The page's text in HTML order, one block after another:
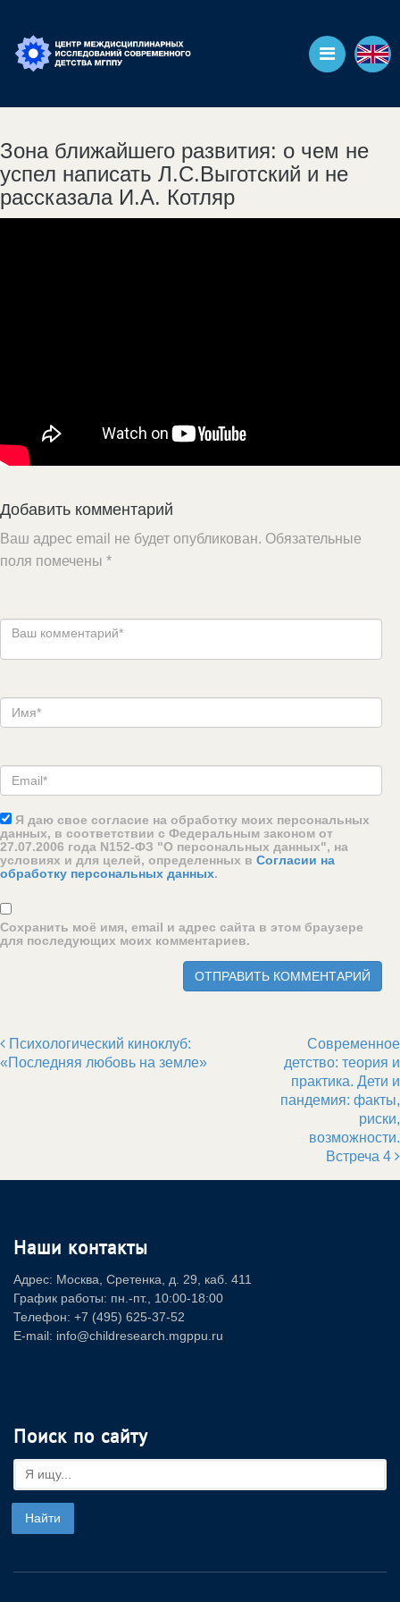
Зона ближайшего развития: о чем не
успел написать Л.С.Выготский и не
рассказала И.А. Котляр
Добавить комментарий
Ваш адрес email не будет опубликован. Обязательные
поля помечены *
Я даю свое согласие на обработку моих персональных
данных, в соответствии с Федеральным законом от
27.07.2006 года N152-ФЗ "О персональных данных", на
условиях и для целей, определенных в Согласии на
обработку персональных данных.
Сохранить моё имя, email и адрес сайта в этом браузере
для последующих моих комментариев.
Post navigation
Психологический киноклуб:
«Последняя любовь на земле»
Современное
детство: теория и
практика. Дети и
пандемия: факты,
риски,
возможности.
Встреча 4
Наши контакты
Адрес: Москва, Сретенка, д. 29, каб. 411
График работы: пн.-пт., 10:00-18:00
Телефон: +7 (495) 625-37-52
E-mail: info@childresearch.mgppu.ru
Поиск по сайту